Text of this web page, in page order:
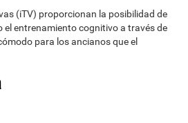
(iTV) proporcionan la posibilidad de
el entrenamiento cognitivo a través de
para los ancianos que el